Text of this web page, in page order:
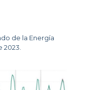
de la Energía
2023.